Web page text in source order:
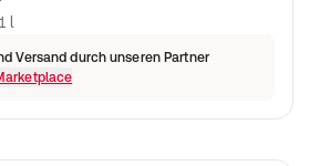
l
Versand durch unseren Partner